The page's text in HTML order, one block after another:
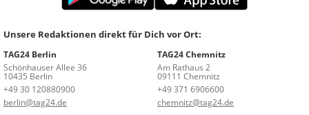
Unsere Redaktionen direkt für Dich vor Ort:
TAG24 Berlin
Schönhauser Allee 36
10435 Berlin
+49 30 120880900
berlin@tag24.de
TAG24 Chemnitz
Am Rathaus 2
09111 Chemnitz
+49 371 6906600
chemnitz@tag24.de